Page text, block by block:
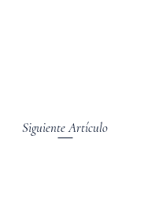
Siguiente Artículo